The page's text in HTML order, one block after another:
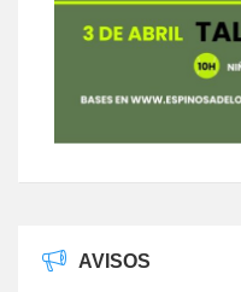
AVISOS